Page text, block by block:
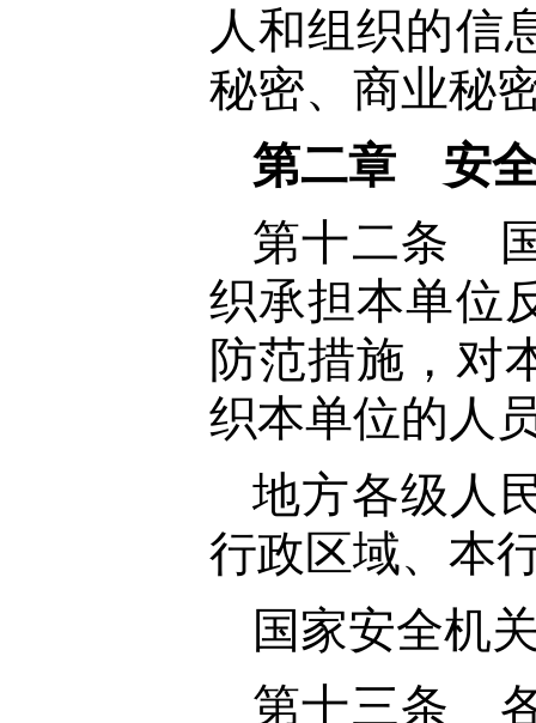
人和组织的信
秘密、商业秘
第二章 安
第十二条
织承担本单位
防范措施，对
织本单位的人
地方各级人
行政区域、本
国家安全机
第十三条